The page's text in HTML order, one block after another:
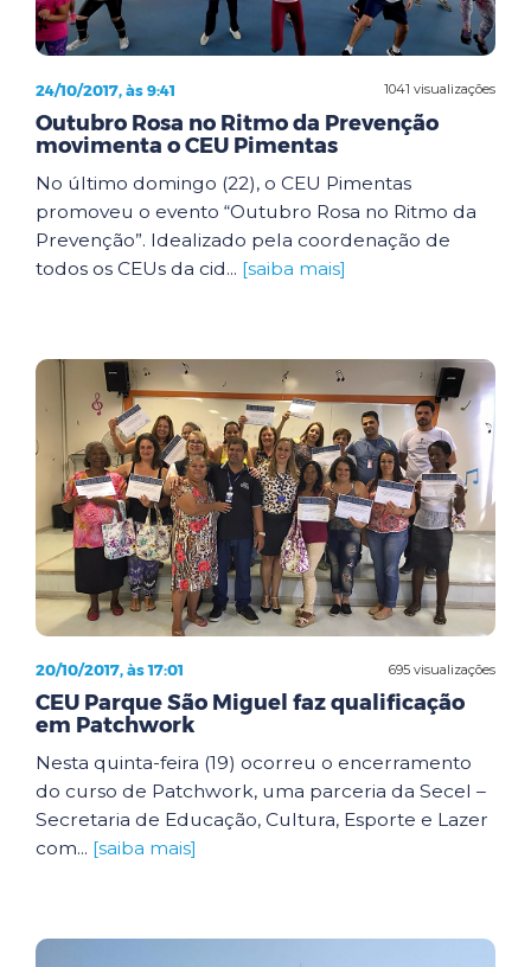
1041 visualizações
24/10/2017, às 9:41
Outubro Rosa no Ritmo da Prevenção
movimenta o CEU Pimentas
No último domingo (22), o CEU Pimentas
promoveu o evento “Outubro Rosa no Ritmo da
Prevenção”. Idealizado pela coordenação de
todos os CEUs da cid... [saiba mais]
695 visualizações
20/10/2017, às 17:01
CEU Parque São Miguel faz qualificação
em Patchwork
Nesta quinta-feira (19) ocorreu o encerramento
do curso de Patchwork, uma parceria da Secel –
Secretaria de Educação, Cultura, Esporte e Lazer
com... [saiba mais]